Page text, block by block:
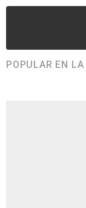
POPULAR EN